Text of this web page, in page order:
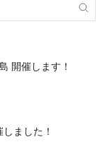
開催します！
ました！